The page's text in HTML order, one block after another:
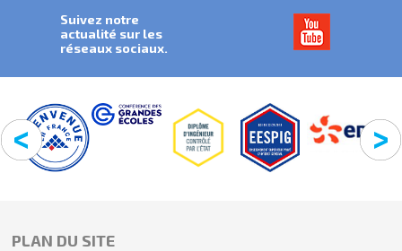
Suivez notre
actualité sur les
réseaux sociaux.
PLAN DU SITE